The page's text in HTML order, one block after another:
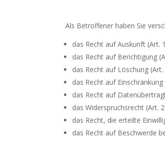
Als Betroffener haben Sie
das Recht auf Auskunft (Art.
das Recht auf Berichtigung
das Recht auf Löschung (Art.
das Recht auf
das Recht auf
das Widerspruchsrecht (Art.
das Recht, die erteilte
das Recht auf Beschwerde